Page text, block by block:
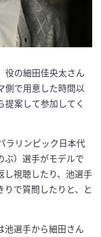
役の細田佳央太さん
側で用意した時間以
案して参加してく
ラリンピック日本代
ぶ）選手がモデルで
し視聴したり、池選手
で質問したりと、と
池選手から細田さん